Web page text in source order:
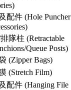
配件 (Hole Puncher
隊柱 (Retractable
Queue Posts)
(Zipper Bags)
(Stretch Film)
配件 (Hanging File